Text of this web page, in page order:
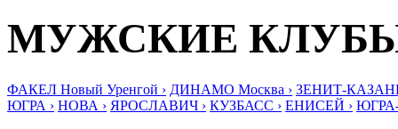
МУЖСКИЕ
ФАКЕЛ Новый Уренгой › ДИНАМО Москва › ЗЕНИТ-
ЮГРА › НОВА › ЯРОСЛАВИЧ › КУЗБАСС › ЕНИСЕЙ ›